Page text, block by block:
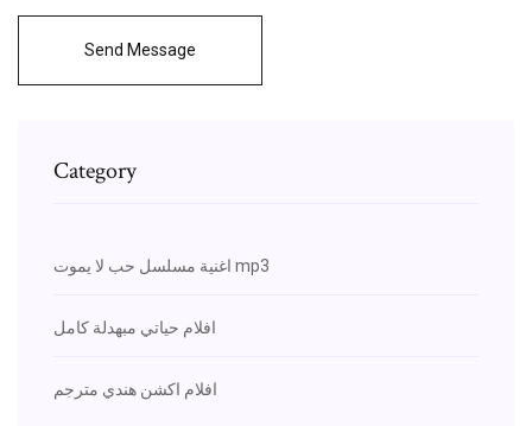
Send Message
Category
اغنية مسلسل حب لا يموت mp3
افلام حياتي مبهدلة كامل
افلام اكشن هندي مترجم